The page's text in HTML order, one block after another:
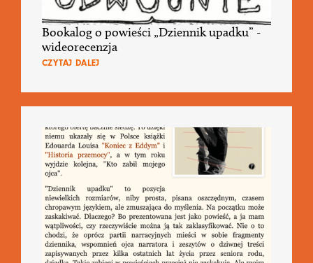
Bookalog o powieści „Dziennik upadku” -
wideorecenzja
CZYTAJ DALEJ